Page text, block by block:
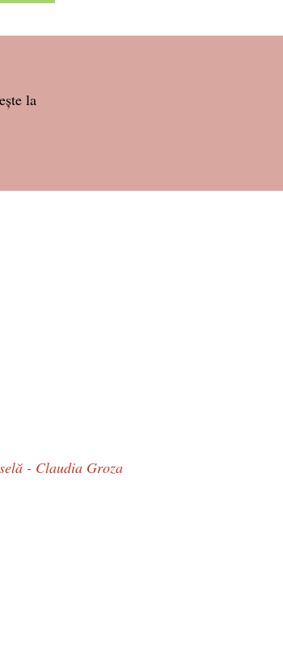
la
- Claudia Groza